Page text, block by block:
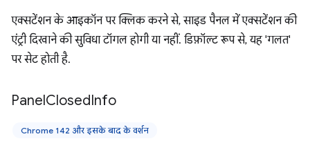
एक्सटेंशन के आइकॉन पर क्लिक करने से, साइड पैनल में एक्सटेंशन की
एंट्री दिखाने की सुविधा टॉगल होगी या नहीं. डिफ़ॉल्ट रूप से, यह 'गलत'
पर सेट होती है.
PanelClosedInfo
Chrome 142 और इसके बाद के वर्शन